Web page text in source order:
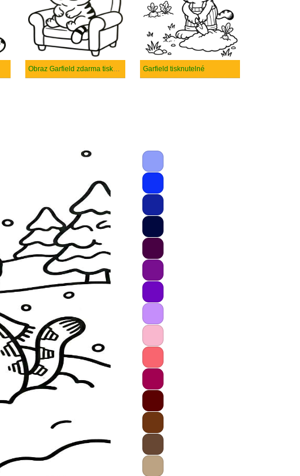
Obraz Garfield zdarma tisknutelné Garfield tisknutelné